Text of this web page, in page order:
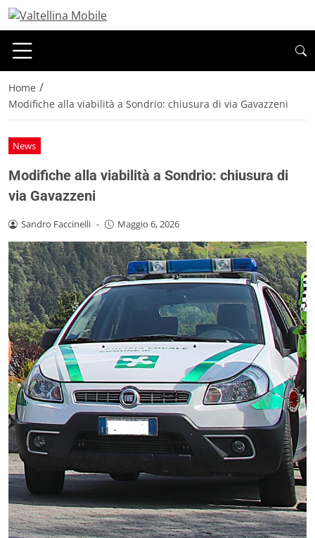
Home /
Modifiche alla viabilità a Sondrio: chiusura di via Gavazzeni
News
Modifiche alla viabilità a Sondrio: chiusura di
via Gavazzeni
Sandro Faccinelli - Maggio 6, 2026